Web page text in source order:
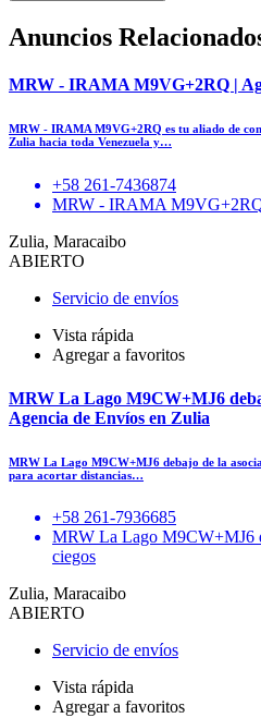
Anuncios
MRW - IRAMA M9VG+2RQ |
MRW - IRAMA M9VG+2RQ es tu aliado de
Zulia hacia toda Venezuela y…
+58 261-7436874
MRW - IRAMA
Zulia, Maracaibo
ABIERTO
Servicio de envíos
Vista rápida
Agregar a favoritos
MRW La Lago M9CW+MJ6
Agencia de Envíos en Zulia
MRW La Lago M9CW+MJ6 debajo de la
para acortar distancias…
+58 261-7936685
MRW La Lago M9CW+MJ6
ciegos
Zulia, Maracaibo
ABIERTO
Servicio de envíos
Vista rápida
Agregar a favoritos